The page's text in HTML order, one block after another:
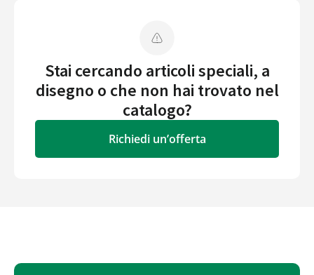
Stai cercando articoli speciali, a
disegno o che non hai trovato nel
catalogo?
Richiedi un’offerta